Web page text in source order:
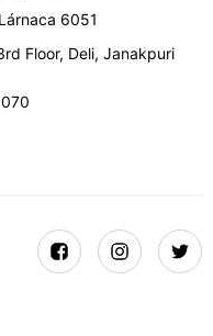
Lárnaca 6051
Floor, Deli,Janakpuri